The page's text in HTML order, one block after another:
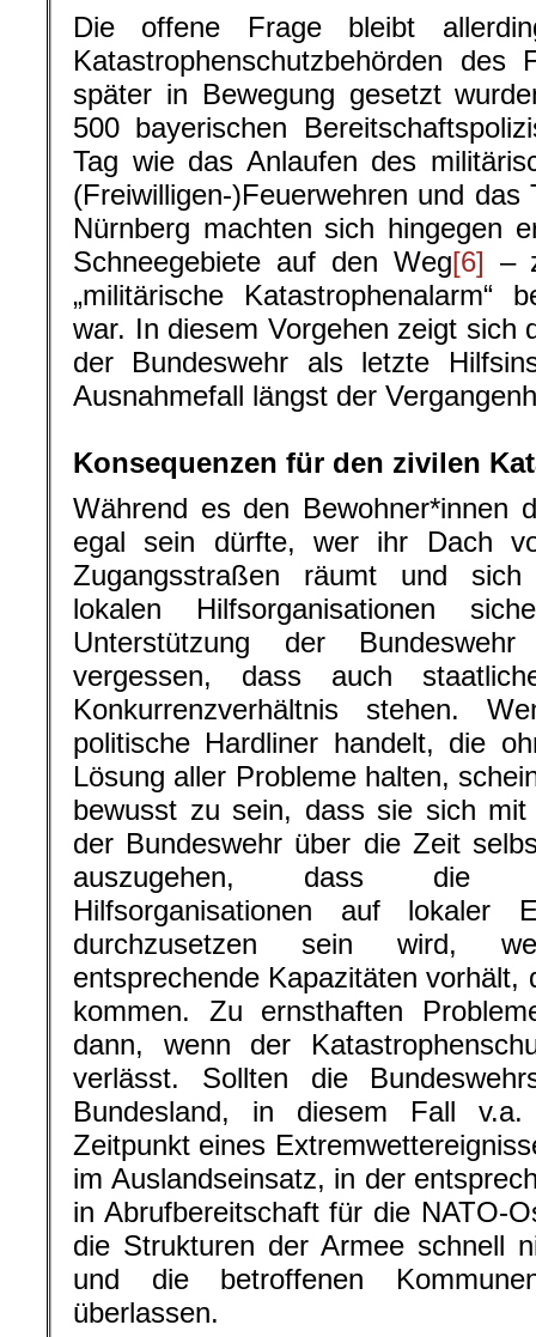
Die offene Frage bleibt
Katastrophenschutzbehörden
später in Bewegung gesetzt
500 bayerischen
Tag wie das Anlaufen des
(Freiwilligen-)Feuerwehren und
Nürnberg machten sich hingegen
Schneegebiete auf den Weg[6] –
„militärische Katastrophenalarm“
war. In diesem Vorgehen zeigt sich
der Bundeswehr als letzte
Ausnahmefall längst der
Konsequenzen für den zivilen
Während es den Bewohner*innen
egal sein dürfte, wer ihr Dach
Zugangsstraßen räumt und
lokalen Hilfsorganisationen
Unterstützung der
vergessen, dass auch
Konkurrenzverhältnis stehen.
politische Hardliner handelt, die
Lösung aller Probleme halten,
bewusst zu sein, dass sie sich mit
der Bundeswehr über die Zeit
auszugehen, dass die
Hilfsorganisationen auf lokaler
durchzusetzen sein wird,
entsprechende Kapazitäten vorhält,
kommen. Zu ernsthaften
dann, wenn der
verlässt. Sollten die
Bundesland, in diesem Fall
Zeitpunkt eines
im Auslandseinsatz, in der
in Abrufbereitschaft für die NATO-
die Strukturen der Armee schnell
und die betroffenen
überlassen.